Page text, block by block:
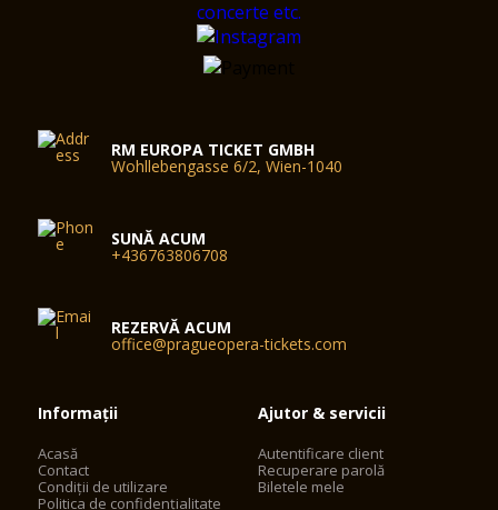
RM EUROPA TICKET GMBH
Wohllebengasse 6/2, Wien-1040
SUNĂ ACUM
+436763806708
REZERVĂ ACUM
office@pragueopera-tickets.com
Informații
Acasă
Contact
Condiții de utilizare
Politica de confidențialitate
Ajutor & servicii
Autentificare client
Recuperare parolă
Biletele mele